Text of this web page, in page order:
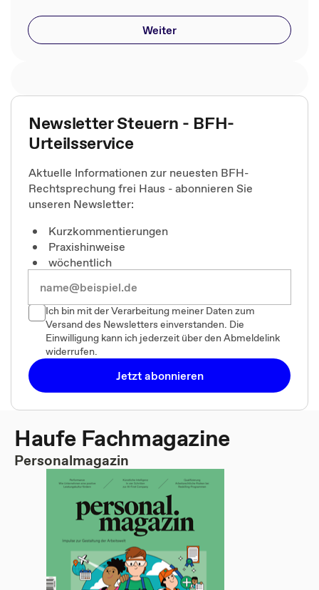
Weiter
Newsletter Steuern - BFH-
Urteilsservice
Aktuelle Informationen zur neuesten BFH-
Rechtsprechung frei Haus - abonnieren Sie
unseren Newsletter:
Kurzkommentierungen
Praxishinweise
wöchentlich
Ich bin mit der Verarbeitung meiner Daten zum
Versand des Newsletters einverstanden. Die
Einwilligung kann ich jederzeit über den Abmeldelink
widerrufen.
Jetzt abonnieren
Haufe Fachmagazine
Personalmagazin